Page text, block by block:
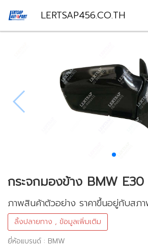
LERTSAP456.CO.TH
กระจกมองข้าง BMW
ภาพสินค้าตัวอย่าง ราคาขึ้นอยู่กับสภ
ลิ้งปลายทาง , ข้อมูลเพิ่มเติม
ยี่ห้อแบรนด์ : BMW